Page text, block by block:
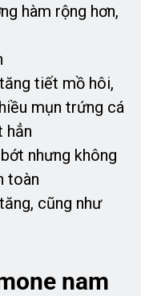
hàm rộng hơn,
tiết mồ hôi,
mụn trứng cá
hẳn
nhưng không
toàn
cũng như
nam